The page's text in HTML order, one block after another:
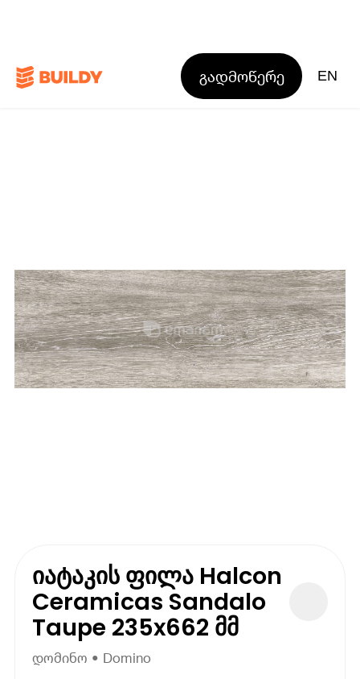
გადმოწერე EN
იატაკის ფილა Halcon
Ceramicas Sandalo
Taupe 235x662 მმ
დომინო • Domino